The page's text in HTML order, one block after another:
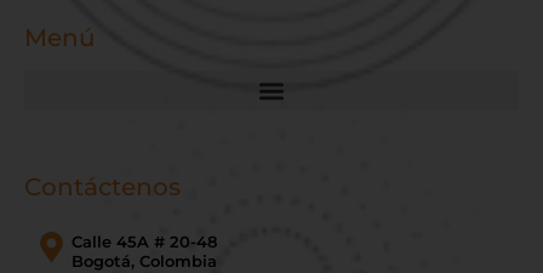
Menú
Contáctenos
Calle 45A # 20-48
Bogotá, Colombia